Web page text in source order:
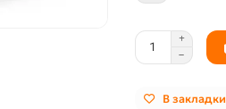
В закладки